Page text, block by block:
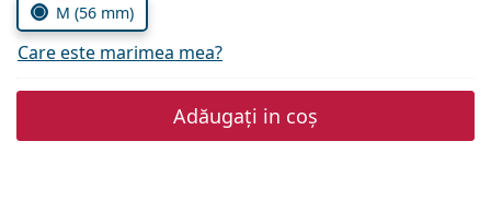
M (56 mm)
Care este marimea mea?
Adăugați in coș